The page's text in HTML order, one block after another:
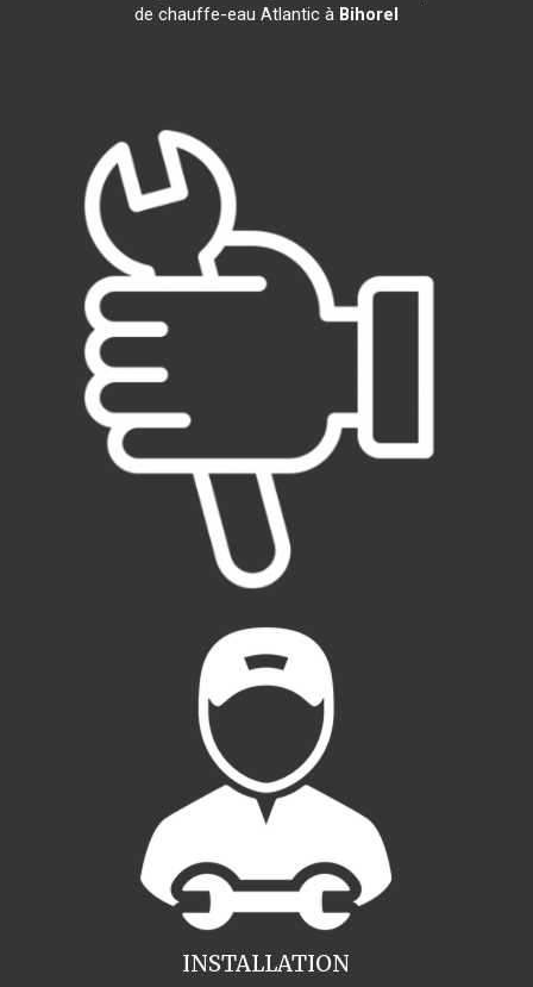
de chauffe-eau Atlantic à Bihorel
INSTALLATION